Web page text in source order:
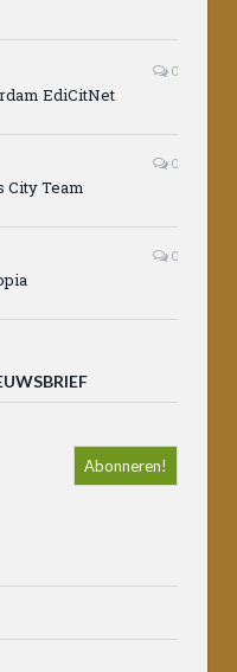
0
EdiCitNet
0
City Team
0